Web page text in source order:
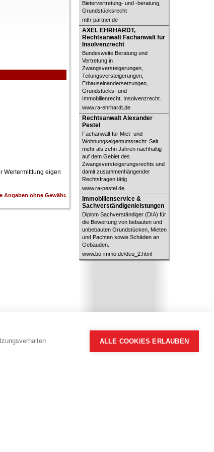
ALLE COOKIES ERLAUBEN
Wertermittlung eigen
Angaben ohne Gewähr.
Bietervertretung- und -beratung,
Grundstücksrecht
mth-partner.de
AXEL EHRHARDT, Rechtsanwalt
Fachanwalt für Insolvenzrecht
AXEL EHRHARDT,
Rechtsanwalt Fachanwalt für
Insolvenzrecht
Bundesweite Beratung und
Vertretung in
Zwangsversteigerungen,
Teilungsversteigerungen,
Erbauseinandersetzungen,
Grundstücks- und
Immobilienrecht, Insolvenzrecht.
www.ra-ehrhardt.de
Rechtsanwalt Alexander Pestel
Rechtsanwalt Alexander
Pestel
Fachanwalt für Miet- und
Wohnungseigentumsrecht: Seit
mehr als zehn Jahren nachhaltig
auf dem Gebiet des
Zwangsversteigerungsrechts und
damit zusammenhängender
Rechtsfragen tätig
www.ra-pestel.de
Immobilienservice &
Sachverständigenleistungen
Immobilienservice &
Sachverständigenleistungen
Diplom Sachverständiger (DIA) für
die Bewertung von bebauten und
unbebauten Grundstücken, Mieten
und Pachten sowie Schäden an
Gebäuden.
www.bo-immo.de/deu_2.html